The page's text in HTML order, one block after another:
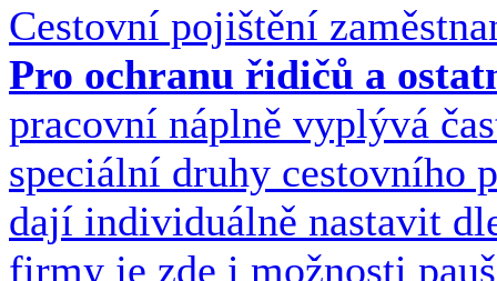
Cestovní pojištění
Pro ochranu řidičů a
pracovní náplně vyplývá
speciální druhy cestovního
dají individuálně nastavit
firmy je zde i možnosti